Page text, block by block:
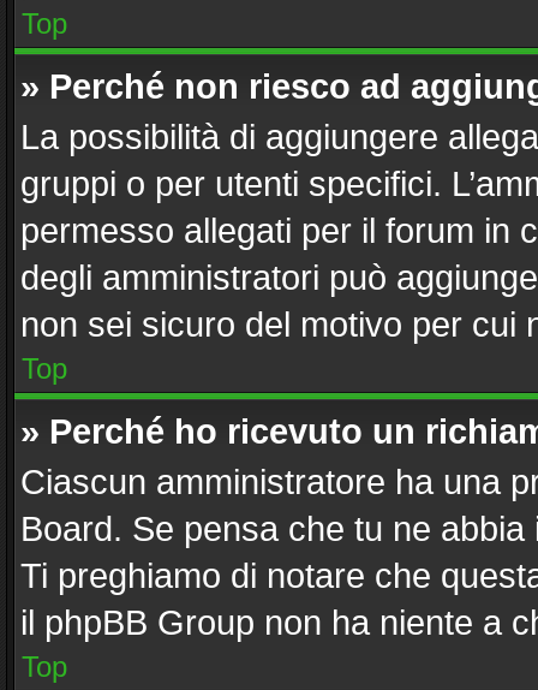
Top
» Perché non riesco ad
La possibilità di aggiungere
gruppi o per utenti specifici.
permesso allegati per il forum in
degli amministratori può
non sei sicuro del motivo per cui
Top
» Perché ho ricevuto un
Ciascun amministratore ha una
Board. Se pensa che tu ne
Ti preghiamo di notare che
il phpBB Group non ha niente a
Top